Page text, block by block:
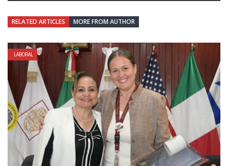
RELATED ARTICLES MORE FROM AUTHOR
LABORAL